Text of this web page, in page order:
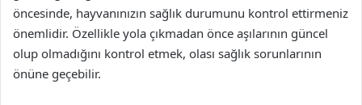
öncesinde, hayvanınızın sağlık durumunu kontrol ettirmeniz
önemlidir. Özellikle yola çıkmadan önce aşılarının güncel
olup olmadığını kontrol etmek, olası sağlık sorunlarının
önüne geçebilir.